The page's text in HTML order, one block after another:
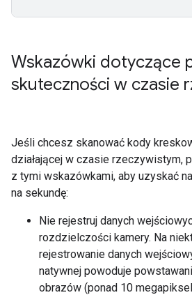
Wskazówki dotyczące
skuteczności w czasie
Jeśli chcesz skanować kody
działającej w czasie rzeczywistym,
z tymi wskazówkami, aby uzyskać
na sekundę:
Nie rejestruj danych
rozdzielczości kamery. Na
rejestrowanie danych
natywnej powoduje
obrazów (ponad 10